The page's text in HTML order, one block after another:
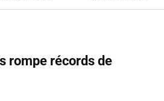
rompe récords de